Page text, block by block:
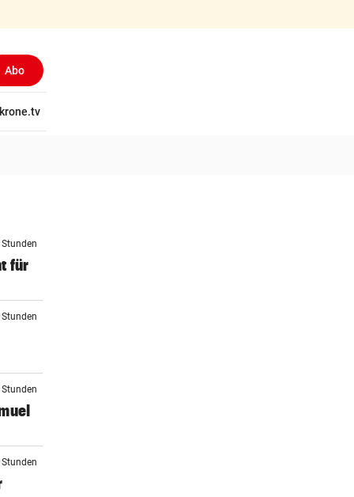
Abo
krone.tv
für